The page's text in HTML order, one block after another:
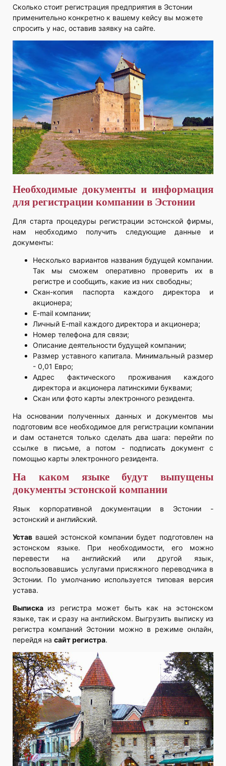
Сколько стоит регистрация предприятия в Эстонии
применительно конкретно к вашему кейсу вы можете
спросить у нас, оставив заявку на сайте.
Необходимые документы и информация
для регистрации компании в Эстонии
Для старта процедуры регистрации эстонской фирмы,
нам необходимо получить следующие данные и
документы:
Несколько вариантов названия будущей компании.
Так мы сможем оперативно проверить их в
регистре и сообщить, какие из них свободны;
Скан-копия паспорта каждого директора и
акционера;
E-mail компании;
Личный E-mail каждого директора и акционера;
Номер телефона для связи;
Описание деятельности будущей компании;
Размер уставного капитала. Минимальный размер
- 0,01 Евро;
Адрес фактического проживания каждого
директора и акционера латинскими буквами;
Скан или фото карты электронного резидента.
На основании полученных данных и документов мы
подготовим все необходимое для регистрации компании
и dам останется только сделать два шага: перейти по
ссылке в письме, а потом - подписать документ с
помощью карты электронного резидента.
На каком языке будут выпущены
документы эстонской компании
Язык корпоративной документации в Эстонии -
эстонский и английский.
Устав вашей эстонской компании будет подготовлен на
эстонском языке. При необходимости, его можно
перевести на английский или другой язык,
воспользовавшись услугами присяжного переводчика в
Эстонии. По умолчанию используется типовая версия
устава.
Выписка из регистра может быть как на эстонском
языке, так и сразу на английском. Выгрузить выписку из
регистра компаний Эстонии можно в режиме онлайн,
перейдя на сайт регистра.